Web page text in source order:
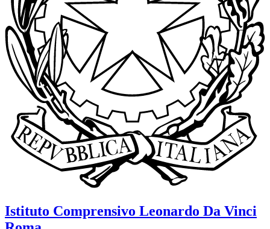
Istituto Comprensivo Leonardo Da Vinci